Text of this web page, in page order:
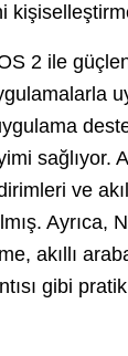
2 ile
sağlıyor.
ve
Ayrıca,
akıllı
gibi